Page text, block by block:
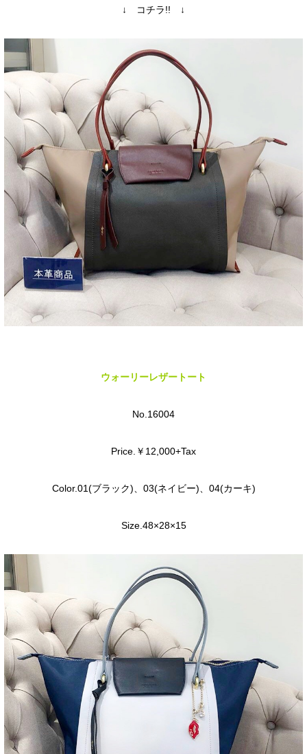
↓ コチラ!! ↓
ウォーリーレザートート
No.16004
Price.￥12,000+Tax
Color.01(ブラック)、03(ネイビー)、04(カーキ)
Size.48×28×15